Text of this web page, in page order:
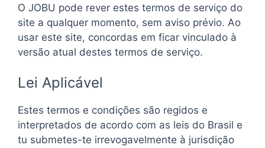
O JOBU pode rever estes termos de serviço do
site a qualquer momento, sem aviso prévio. Ao
usar este site, concordas em ficar vinculado à
versão atual destes termos de serviço.
Lei Aplicável
Estes termos e condições são regidos e
interpretados de acordo com as leis do Brasil e
tu submetes-te irrevogavelmente à jurisdição